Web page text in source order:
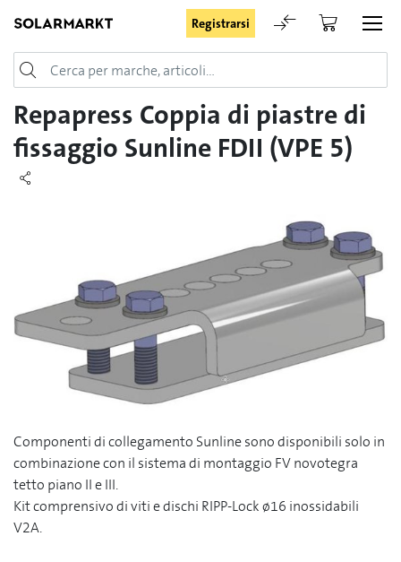
Registrarsi
Login
Registrarsi
Password dimenticata
Richiesta di registrazione per login
Repapress Coppia di piastre di
fissaggio Sunline FDII (VPE 5)
Componenti di collegamento Sunline sono disponibili solo in
combinazione con il sistema di montaggio FV novotegra
tetto piano II e III.
Kit comprensivo di viti e dischi RIPP-Lock ø16 inossidabili
V2A.